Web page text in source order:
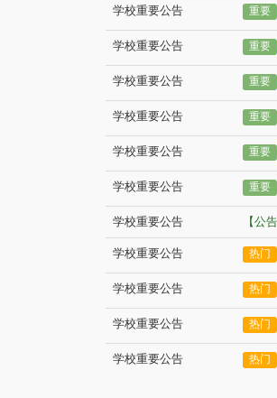
学校重要公告 重要
学校重要公告 重要
学校重要公告 重要
学校重要公告 重要
学校重要公告 重要
学校重要公告 重要
学校重要公告 【公
学校重要公告 热门
学校重要公告 热门
学校重要公告 热门
学校重要公告 热门